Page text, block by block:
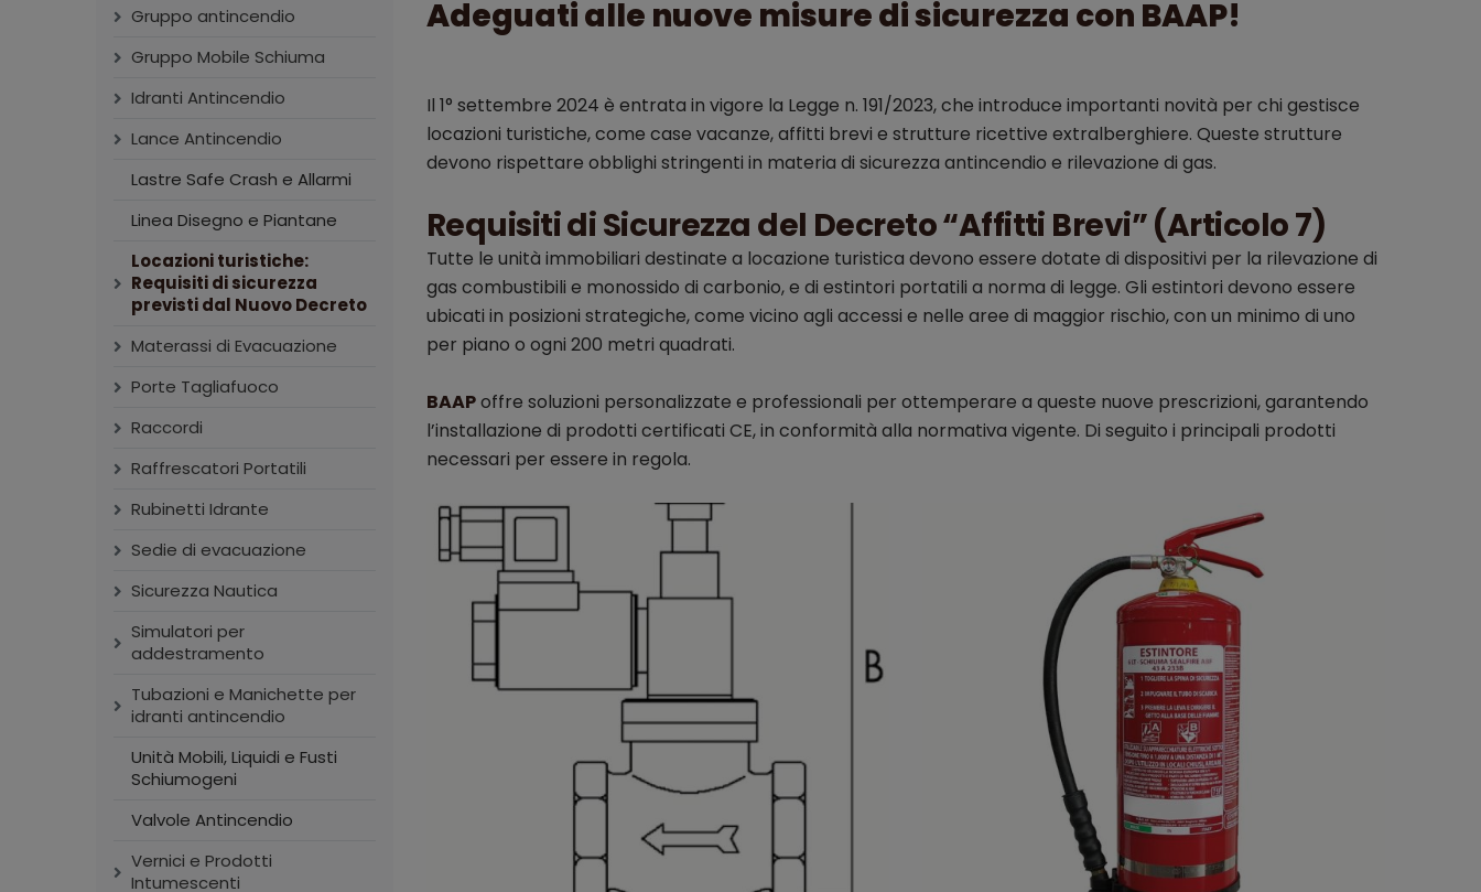
Gruppo antincendio
Gruppo Mobile Schiuma
Idranti Antincendio
Lance Antincendio
Lastre Safe Crash e Allarmi
Linea Disegno e Piantane
Locazioni turistiche:
Requisiti di sicurezza
previsti dal Nuovo Decreto
Materassi di Evacuazione
Porte Tagliafuoco
Raccordi
Raffrescatori Portatili
Rubinetti Idrante
Sedie di evacuazione
Sicurezza Nautica
Simulatori per
addestramento
Tubazioni e Manichette per
idranti antincendio
Unità Mobili, Liquidi e Fusti
Schiumogeni
Valvole Antincendio
Vernici e Prodotti
Intumescenti
Adeguati alle nuove misure di sicurezza con BAAP!
Il 1° settembre 2024 è entrata in vigore la Legge n. 191/2023, che introduce importanti novità per chi gestisce
locazioni turistiche, come case vacanze, affitti brevi e strutture ricettive extralberghiere. Queste strutture
devono rispettare obblighi stringenti in materia di sicurezza antincendio e rilevazione di gas.
Requisiti di Sicurezza del Decreto “Affitti Brevi” (Articolo 7)
Tutte le unità immobiliari destinate a locazione turistica devono essere dotate di dispositivi per la rilevazione di
gas combustibili e monossido di carbonio, e di estintori portatili a norma di legge. Gli estintori devono essere
ubicati in posizioni strategiche, come vicino agli accessi e nelle aree di maggior rischio, con un minimo di uno
per piano o ogni 200 metri quadrati.
BAAPoffre soluzioni personalizzate e professionali per ottemperare a queste nuove prescrizioni, garantendo
l’installazione di prodotti certificati CE, in conformità alla normativa vigente. Di seguito i principali prodotti
necessari per essere in regola.